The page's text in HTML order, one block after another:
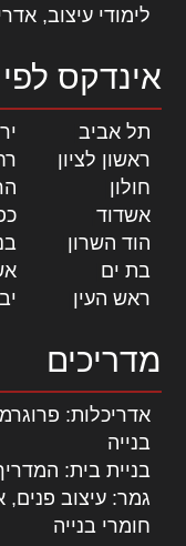
לימודי עיצוב,
אינדקס
תל אביב
ראשון לציון
חולון
אשדוד
הוד השרון
בת ים
ראש העין
מדריכים
אדריכלות:
בנייה
בניית בית:
גמר: עיצוב פנים,
חומרי בנייה